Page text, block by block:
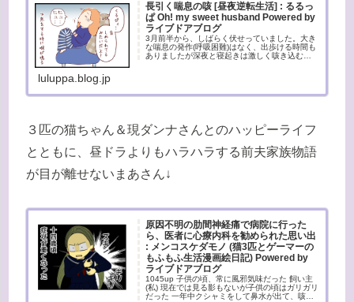
長引く喘息の咳 [昼夜逆転生活] : るるっ
ぱ Oh! my sweet husband Powered by
ライブドアブログ
3月前半から、しばらく伏せっていました。大き
な喘息の発作(呼吸困難)はなく、出歩ける時間も
ありましたが深夜と寝起きは激しく咳き込む
luluppa.blog.jp
３匹の猫ちゃん＆現ダンナさんとのハッピーライフ
とともに、昼ドラよりもハラハラする前夫家族物語
が目が離せないまあさん↓
原因不明の肋間神経痛で病院に行った
ら、医者に心療内科を勧められた思い出
: メンコスケダモノ (猫3匹とゲーマーの
もふもふ生活漫画絵日記) Powered by
ライブドアブログ
1045up 子供の頃、常に風邪気味だった 飼い主
(私) 現在では見る影もないが子供の頃はガリガリ
だった 一年中クシャミをして鼻水が出て、咳を